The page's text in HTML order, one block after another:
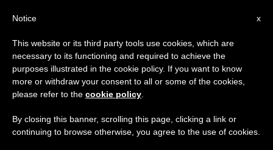
التسلل في العواطف
الإنسان دائما يهمُّ بالبحث عن حالة من
x
Notice
This website or its third party tools use cookies, which are
necessary to its functioning and required to achieve the
purposes illustrated in the cookie policy. If you want to know
more or withdraw your consent to all or some of the cookies,
please refer to the cookie policy
By closing this banner, scrolling this page, clicking a link or
continuing to browse otherwise, you agree to the use of cookies.